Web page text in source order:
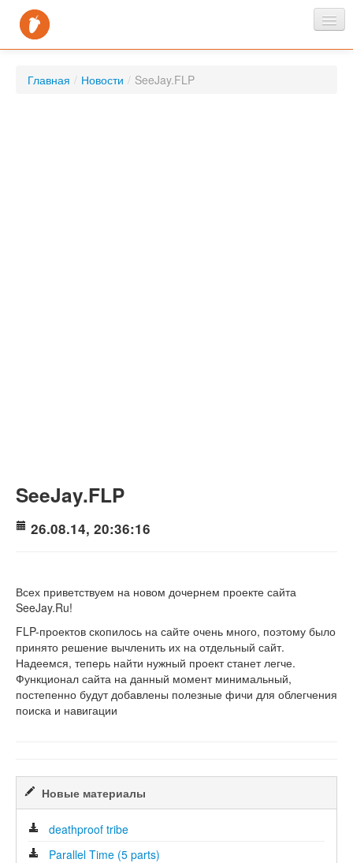
Главная / Новости / SeeJay.FLP
SeeJay.FLP
26.08.14, 20:36:16
Всех приветствуем на новом дочернем проекте сайта
SeeJay.Ru!
FLP-проектов скопилось на сайте очень много, поэтому было
принято решение вычленить их на отдельный сайт.
Надеемся, теперь найти нужный проект станет легче.
Функционал сайта на данный момент минимальный,
постепенно будут добавлены полезные фичи для облегчения
поиска и навигации
Новые материалы
deathproof tribe
Parallel Time (5 parts)